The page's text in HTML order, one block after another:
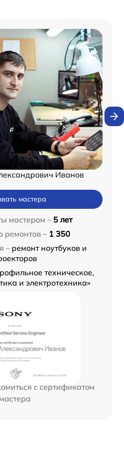
Иванов
мастера
мастером – 5 лет
ремонтов – 1 350
– ремонт ноутбуков и
техническое,
и электротехника»
с сертификатом
мастера